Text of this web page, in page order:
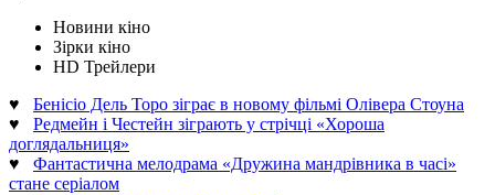
Новини кіно
Зірки кіно
HD Трейлери
♥ Бенісіо Дель Торо зіграє в новому фільмі Олівера Стоуна
♥ Редмейн і Честейн зіграють у стрічці «Хороша
доглядальниця»
♥ Фантастична мелодрама «Дружина мандрівника в часі»
стане серіалом